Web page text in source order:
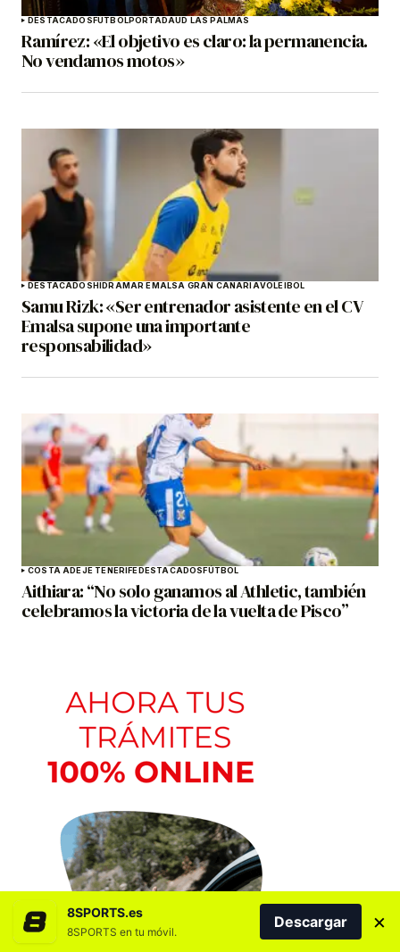
DESTACADOSFÚTBOLPORTADAUD LAS PALMAS
Ramírez: «El objetivo es claro: la permanencia.
No vendamos motos»
DESTACADOSHIDRAMAR EMALSA GRAN CANARIAVOLEIBOL
Samu Rizk: «Ser entrenador asistente en el CV
Emalsa supone una importante
responsabilidad»
COSTA ADEJE TENERIFEDESTACADOSFÚTBOL
Aithiara: “No solo ganamos al Athletic, también
celebramos la victoria de la vuelta de Pisco”
8SPORTS.es
8SPORTS en tu móvil.
Descargar ×